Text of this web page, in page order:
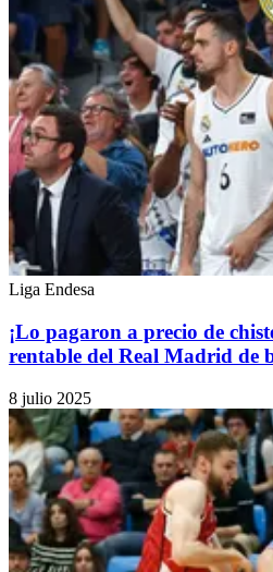
Liga Endesa
¡Lo pagaron a precio de
rentable del Real Madrid de
8 julio 2025